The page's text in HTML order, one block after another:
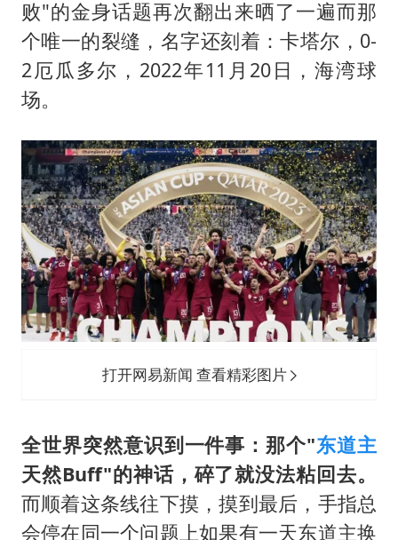
女子开一天一夜空调后二氧化碳中毒
粉笔发布“自曝式”公开信
奋进开新局 实干挑大梁
败"的金身话题再次翻出来晒了一遍而那
个唯一的裂缝，名字还刻着：卡塔尔 ，0-
2厄瓜多尔，2022年11月20日，海湾球
场。
打开网易新闻 查看精彩图片
全世界突然意识到一件事：那个"东道主
天然Buff"的神话，碎了就没法粘回去。
而顺着这条线往下摸，摸到最后，手指总
会停在同一个问题上如果有一天东道主换